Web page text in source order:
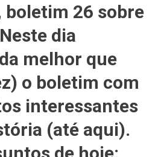
MOTOGP
#26:
#ROSSI
Aos
29;
Carros
De
26 sobre
dia
melhor que
o boletim com
interessantes
(até aqui).